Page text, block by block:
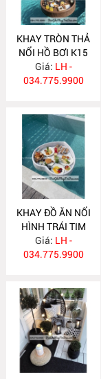
KHAY TRÒN THẢ
NỔI HỒ BƠI K15
Giá: LH -
034.775.9900
KHAY ĐỒ ĂN NỔI
HÌNH TRÁI TIM
K12
Giá: LH -
034.775.9900